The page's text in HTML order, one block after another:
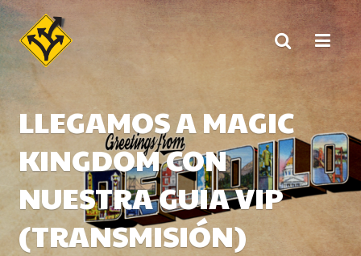
Skip
to
content
LLEGAMOS A MAGIC
KINGDOM CON
NUESTRA GUIA VIP
(TRANSMISIÓN)